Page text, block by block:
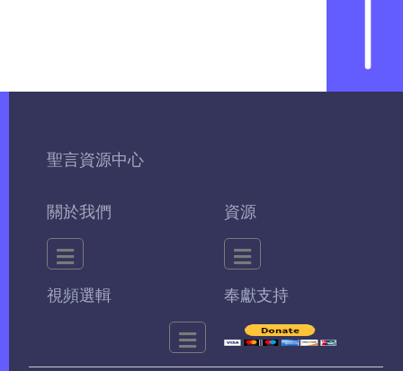
聖言資源中心
關於我們 資源
視頻選輯 奉獻支持